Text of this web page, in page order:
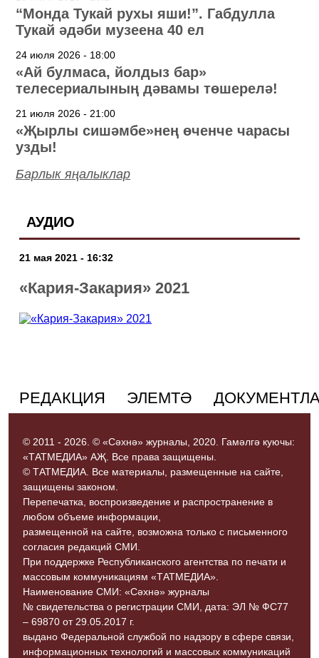
“Монда Тукай рухы яши!”. Габдулла
Тукай әдәби музеена 40 ел
24 июля 2026 - 18:00
«Ай булмаса, йолдыз бар»
телесериалының дәвамы төшерелә!
21 июля 2026 - 21:00
«Җырлы сишәмбе»нең өченче чарасы
узды!
Барлык яңалыклар
АУДИО
21 мая 2021 - 16:32
«Кария-Закария» 2021
РЕДАКЦИЯ ЭЛЕМТӘ
© 2011 - 2026. © «Сәхнә» журналы, 2020. Гамәлгә куючы:
«ТАТМЕДИА» АҖ. Все права защищены.
© ТАТМЕДИА. Все материалы, размещенные на сайте,
защищены законом.
Перепечатка, воспроизведение и распространение в
любом объеме информации,
размещенной на сайте, возможна только с письменного
согласия редакций СМИ.
При поддержке Республиканского агентства по печати и
массовым коммуникациям «ТАТМЕДИА».
Наименование СМИ: «Сәхнә» журналы
№ свидетельства о регистрации СМИ, дата: ЭЛ № ФС77
– 69870 от 29.05.2017 г.
выдано Федеральной службой по надзору в сфере связи,
информационных технологий и массовых коммуникаций